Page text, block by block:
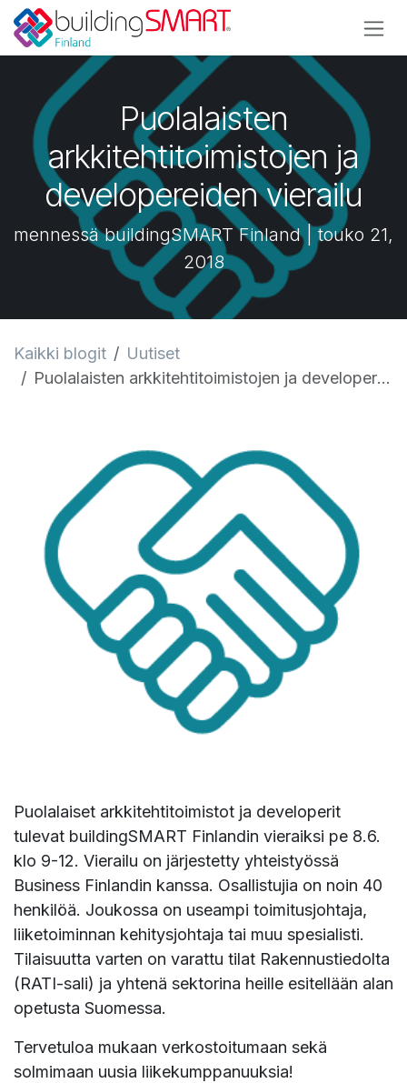
Siirry sisältöön
Puolalaisten
arkkitehtitoimistojen ja
developereiden vierailu
mennessä buildingSMART Finland | touko 21,
2018
Kaikki blogit
Uutiset
Puolalaisten arkkitehtitoimistojen ja developereiden vierailu
Puolalaiset arkkitehtitoimistot ja developerit
tulevat buildingSMART Finlandin vieraiksi pe 8.6.
klo 9-12. Vierailu on järjestetty yhteistyössä
Business Finlandin kanssa. Osallistujia on noin 40
henkilöä. Joukossa on useampi toimitusjohtaja,
liiketoiminnan kehitysjohtaja tai muu spesialisti.
Tilaisuutta varten on varattu tilat Rakennustiedolta
(RATI-sali) ja yhtenä sektorina heille esitellään alan
opetusta Suomessa.
Tervetuloa mukaan verkostoitumaan sekä
solmimaan uusia liikekumppanuuksia!